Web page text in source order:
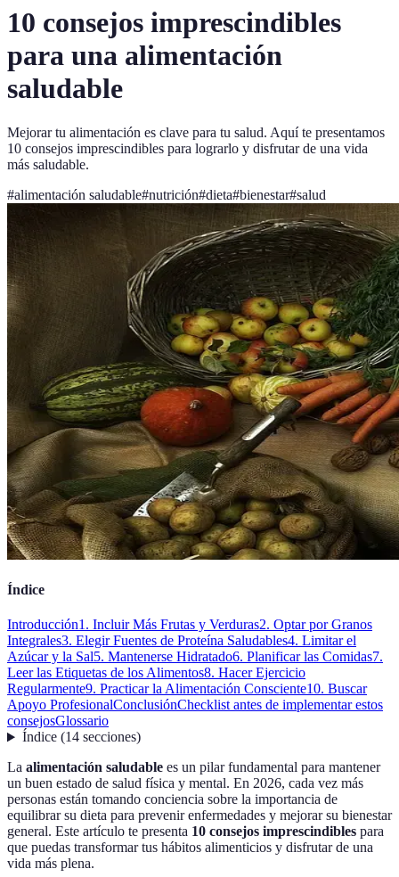
10 consejos imprescindibles
para una alimentación
saludable
Mejorar tu alimentación es clave para tu salud. Aquí te presentamos
10 consejos imprescindibles para lograrlo y disfrutar de una vida
más saludable.
#alimentación saludable#nutrición#dieta#bienestar#salud
Índice
Introducción1. Incluir Más Frutas y Verduras2. Optar por Granos
Integrales3. Elegir Fuentes de Proteína Saludables4. Limitar el
Azúcar y la Sal5. Mantenerse Hidratado6. Planificar las Comidas7.
Leer las Etiquetas de los Alimentos8. Hacer Ejercicio
Regularmente9. Practicar la Alimentación Consciente10. Buscar
Apoyo ProfesionalConclusiónChecklist antes de implementar estos
consejosGlossario
Índice(14 secciones)
La alimentación saludable es un pilar fundamental para mantener
un buen estado de salud física y mental. En 2026, cada vez más
personas están tomando conciencia sobre la importancia de
equilibrar su dieta para prevenir enfermedades y mejorar su bienestar
general. Este artículo te presenta 10 consejos imprescindibles para
que puedas transformar tus hábitos alimenticios y disfrutar de una
vida más plena.